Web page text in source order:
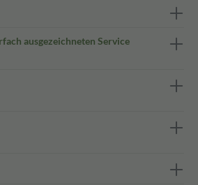
ausgezeichneten Service